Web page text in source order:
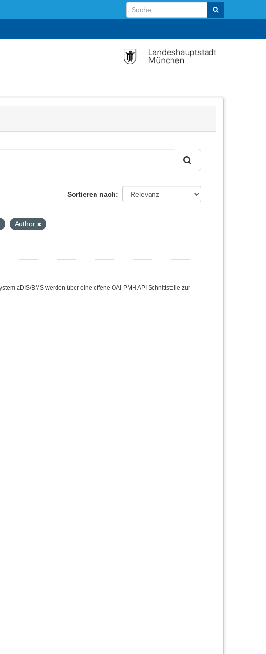
Sortieren nach
Author
aDIS/BMS werden über eine offene OAI-PMH API Schnittstelle zur